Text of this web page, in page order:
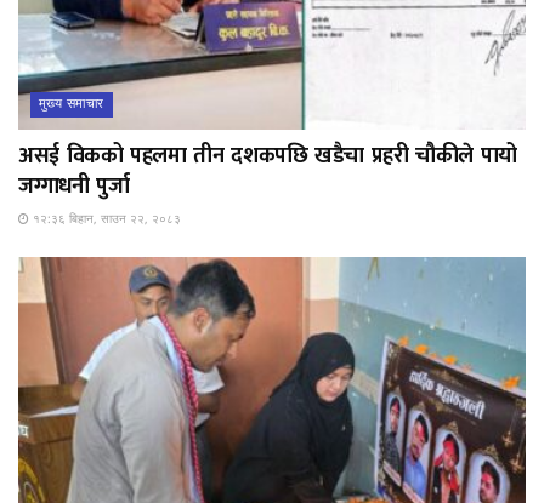
मुख्य समाचार
असई विकको पहलमा तीन दशकपछि खडैचा प्रहरी चौकीले पायो
जग्गाधनी पुर्जा
१२:३६ बिहान, साउन २२, २०८३